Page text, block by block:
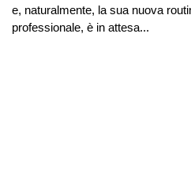
e, naturalmente, la sua nuova
professionale, è in attesa...